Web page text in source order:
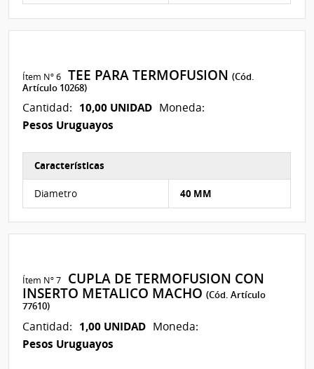
Ítem Nº 6 TEE PARA TERMOFUSION(Cód.
Artículo 10268)
Cantidad: 10,00 UNIDAD Moneda:
Pesos Uruguayos
Características
Diametro 40 MM
Ítem Nº 7
CUPLA DE TERMOFUSION CON
INSERTO METALICO MACHO(Cód. Artículo
77610)
Cantidad: 1,00 UNIDAD Moneda:
Pesos Uruguayos